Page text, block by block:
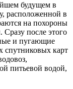
будущем в
расположенной в
на похороны
после этого
и пугающие
спутниковых карт
питьевой водой,